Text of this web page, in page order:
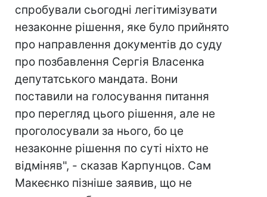
спробували сьогодні легітимізувати
незаконне рішення, яке було прийнято
про направлення документів до суду
про позбавлення Сергія Власенка
депутатського мандата. Вони
поставили на голосування питання
про перегляд цього рішення, але не
проголосували за нього, бо це
незаконне рішення по суті ніхто не
відміняв", - сказав Карпунцов. Сам
Макеєнко пізніше заявив, що не